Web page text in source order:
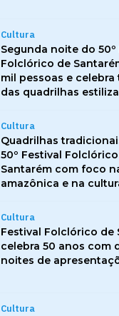
Cultura
Segunda noite do 50º
Folclórico de
mil pessoas e celebra
das quadrilhas
Cultura
Quadrilhas
50º Festival
Santarém com foco
amazônica e na
Cultura
Festival Folclórico de
celebra 50 anos com
noites de
Cultura